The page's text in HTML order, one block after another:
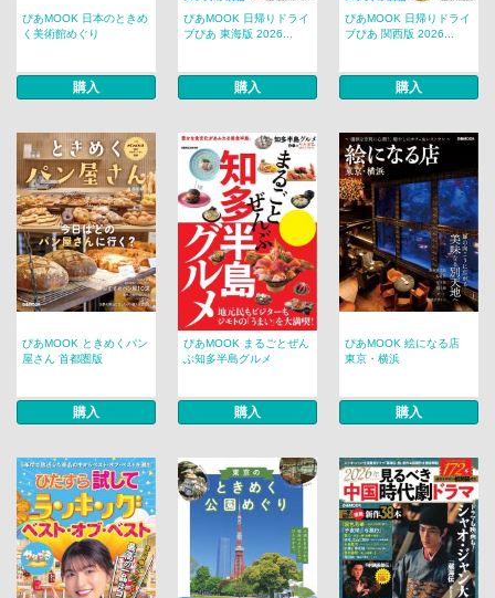
ぴあMOOK 日本のときめ
く美術館めぐり
購入
ぴあMOOK 日帰りドライ
ブぴあ 東海版 2026...
購入
ぴあMOOK 日帰りドライ
ブぴあ 関西版 2026...
購入
ぴあMOOK ときめくパン
屋さん 首都圏版
購入
ぴあMOOK まるごとぜん
ぶ知多半島グルメ
購入
ぴあMOOK 絵になる店
東京・横浜
購入